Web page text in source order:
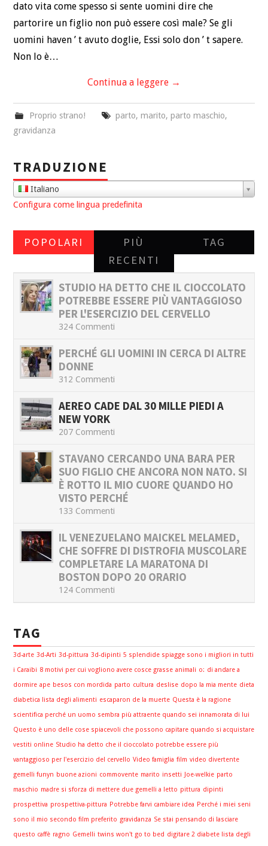
dato vita come spesso si sente uomini dire che
partorire un figlio non può essere così male? Se gli
uomini haven ’ t avuto doglie, Essi solo don ’ t sapere.
Non lo è…
Continua a leggere →
Proprio strano! parto, marito, parto maschio,
gravidanza
TRADUZIONE
Italiano
Configura come lingua predefinita
POPOLARI
PIÙ
RECENTI
TAG
STUDIO HA DETTO CHE IL CIOCCOLATO
POTREBBE ESSERE PIÙ VANTAGGIOSO
PER L'ESERCIZIO DEL CERVELLO
324 Commenti
PERCHÉ GLI UOMINI IN CERCA DI ALTRE
DONNE
312 Commenti
AEREO CADE DAL 30 MILLE PIEDI A
NEW YORK
207 Commenti
STAVANO CERCANDO UNA BARA PER
SUO FIGLIO CHE ANCORA NON NATO. SI
È ROTTO IL MIO CUORE QUANDO HO
VISTO PERCHÉ
133 Commenti
IL VENEZUELANO MAICKEL MELAMED,
CHE SOFFRE DI DISTROFIA MUSCOLARE
COMPLETARE LA MARATONA DI
BOSTON DOPO 20 ORARIO
124 Commenti
TAG
3d-arte 3d-Arti 3d-pittura 3d-dipinti 5 splendide spiagge sono i migliori in tutti
i Caraibi 8 motivi per cui vogliono avere cosce grasse animali o: di andare a
dormire ape besos con mordida parto cultura deslise dopo la mia mente dieta
diabetica lista degli alimenti escaparon de la muerte Questa è la ragione
scientifica perché un uomo sembra più attraente quando sei innamorata di lui
Questo è uno delle cose spiacevoli che possono capitare quando si acquistare
vestiti online Studio ha detto che il cioccolato potrebbe essere più
vantaggioso per l'esercizio del cervello Video famiglia film video divertente
gemelli funyn buone azioni commovente marito insetti Joe-welkie parto
maschio madre si sforza di mettere due gemelli a letto pittura dipinti
prospettiva prospettiva-pittura Potrebbe farvi cambiare idea Perché i miei seni
sono il mio secondo film preferito gravidanza Se stai pensando di lasciare
questo caffè ragno Gemelli twins won't go to bed digitare 2 diabete lista degli